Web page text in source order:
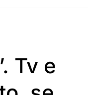
Tv e